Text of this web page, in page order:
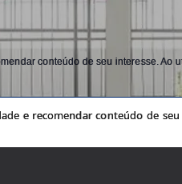
conteúdo de seu interesse. Ao
e recomendar conteúdo de